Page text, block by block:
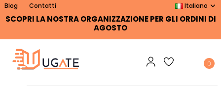
Blog Contatti Italiano
SCOPRI LA NOSTRA ORGANIZZAZIONE PER GLI ORDINI DI
AGOSTO
0